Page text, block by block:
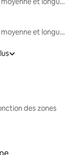
Locations moyenne et longue durée
des zones